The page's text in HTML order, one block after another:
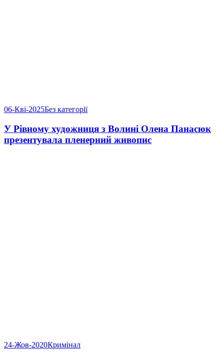
06-Кві-2025Без категорії
У Рівному художниця з Волині Олена Панасюк
презентувала пленерний живопис
24-Жов-2020Кримінал